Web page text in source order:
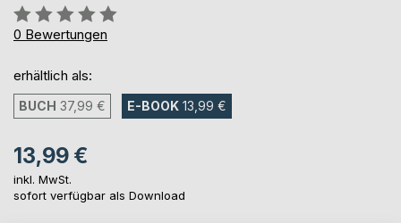
Bewertung::
0%
0 Bewertungen
erhältlich als:
BUCH 37,99 € E-BOOK 13,99 €
13,99 €
inkl. MwSt.
sofort verfügbar als Download